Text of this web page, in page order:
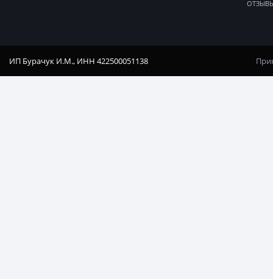
ИП Бурачук И.М., ИНН 422500051138